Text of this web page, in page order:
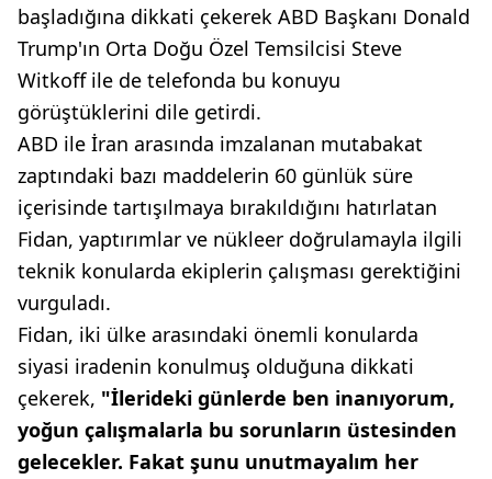
başladığına dikkati çekerek ABD Başkanı Donald
Trump'ın Orta Doğu Özel Temsilcisi Steve
Witkoff ile de telefonda bu konuyu
görüştüklerini dile getirdi.
ABD ile İran arasında imzalanan mutabakat
zaptındaki bazı maddelerin 60 günlük süre
içerisinde tartışılmaya bırakıldığını hatırlatan
Fidan, yaptırımlar ve nükleer doğrulamayla ilgili
teknik konularda ekiplerin çalışması gerektiğini
vurguladı.
Fidan, iki ülke arasındaki önemli konularda
siyasi iradenin konulmuş olduğuna dikkati
çekerek, "İlerideki günlerde ben inanıyorum,
yoğun çalışmalarla bu sorunların üstesinden
gelecekler. Fakat şunu unutmayalım her